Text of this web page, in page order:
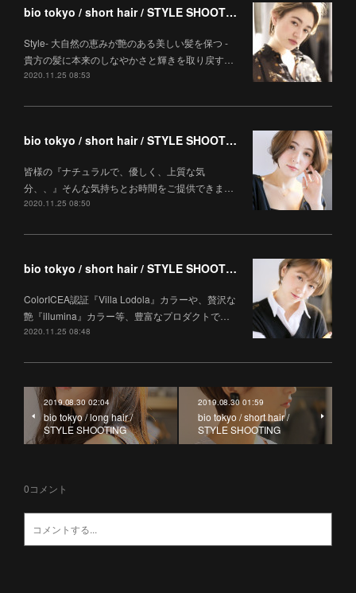
bio tokyo / short hair / STYLE SHOOTING
Style- 大自然の恵みが艶のある美しい髪を保つ -
貴方の髪に本来のしなやかさと輝きを取り戻す…
2020.11.25 08:53
bio tokyo / short hair / STYLE SHOOTING
皆様の『ナチュラルで、優しく、上質な気
分、、』そんな気持ちとお時間をご提供できま…
2020.11.25 08:50
bio tokyo / short hair / STYLE SHOOTING
ColorICEA認証『Villa Lodola』カラーや、贅沢な
艶『illumina』カラー等、豊富なプロダクトで…
2020.11.25 08:48
2019.08.30 02:04
bio tokyo / long hair /
STYLE SHOOTING
2019.08.30 01:59
bio tokyo / short hair /
STYLE SHOOTING
0コメント